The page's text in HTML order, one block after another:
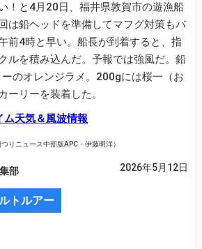
！と4月20日、福井県敦賀市の遊漁船
は鉛ヘッドを準備してマフグ対策もバ
前4時と早い。船長が到着すると、指
ルを積み込んだ。予報では強風だ。鉛
のオレンジラメ。200gには桜一（お
ーリーを装着した。
天気＆風波情報
りニュース中部版APC・伊藤明洋）
部 2026年5月12日
トルアー